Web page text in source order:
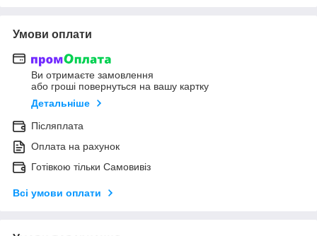
Умови оплати
Ви отримаєте замовлення
або гроші повернуться на вашу картку
Детальніше
Післяплата
Оплата на рахунок
Готівкою тільки Самовивіз
Всі умови оплати